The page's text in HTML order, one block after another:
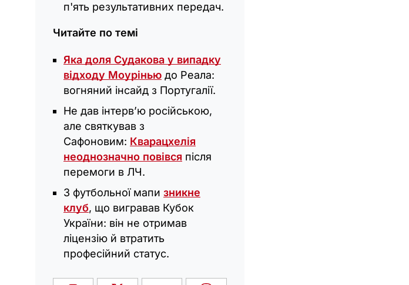
п'ять результативних передач.
Читайте по темі
Яка доля Судакова у випадку
відходу Моурінью до Реала:
вогняний інсайд з Португалії.
Не дав інтерв’ю російською,
але святкував з
Сафоновим: Кварацхелія
неоднозначно повівся після
перемоги в ЛЧ.
З футбольної мапи зникне
клуб, що вигравав Кубок
України: він не отримав
ліцензію й втратить
професійний статус.